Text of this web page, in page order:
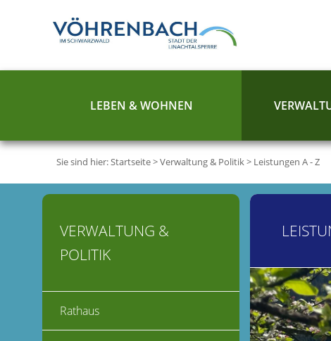
LEBEN & WOHNEN
Sie sind hier:Startseite>Verwaltung & Politik> Leistungen A - Z
VERWALTUNG &
POLITIK
Rathaus